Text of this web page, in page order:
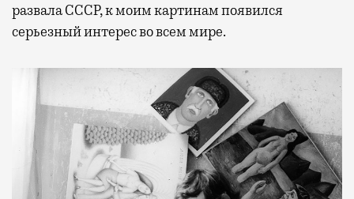
развала СССР, к моим картинам появился
серьезный интерес во всем мире.